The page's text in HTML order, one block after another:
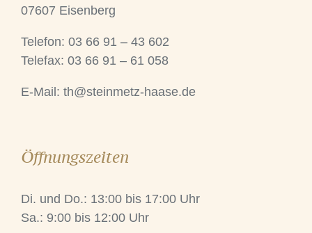
07607 Eisenberg
Telefon: 03 66 91 – 43 602
Telefax: 03 66 91 – 61 058
E-Mail: th@steinmetz-haase.de
Öffnungszeiten
Di. und Do.: 13:00 bis 17:00 Uhr
Sa.: 9:00 bis 12:00 Uhr